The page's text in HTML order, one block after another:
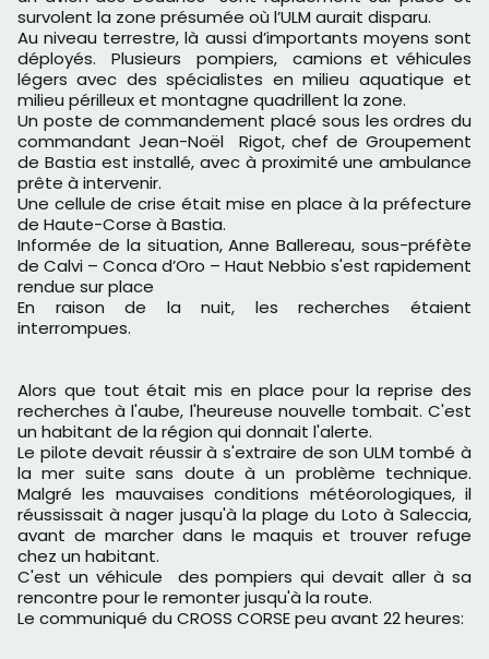
survolent la zone présumée où l’ULM aurait disparu.
Au niveau terrestre, là aussi d’importants moyens sont
déployés. Plusieurs pompiers, camions et véhicules
légers avec des spécialistes en milieu aquatique et
milieu périlleux et montagne quadrillent la zone.
Un poste de commandement placé sous les ordres du
commandant Jean-Noël Rigot, chef de Groupement
de Bastia est installé, avec à proximité une ambulance
prête à intervenir.
Une cellule de crise était mise en place à la préfecture
de Haute-Corse à Bastia.
Informée de la situation, Anne Ballereau, sous-préfète
de Calvi – Conca d’Oro – Haut Nebbio s'est rapidement
rendue sur place
En raison de la nuit, les recherches étaient
interrompues.
Alors que tout était mis en place pour la reprise des
recherches à l'aube, l'heureuse nouvelle tombait. C'est
un habitant de la région qui donnait l'alerte.
Le pilote devait réussir à s'extraire de son ULM tombé à
la mer suite sans doute à un problème technique.
Malgré les mauvaises conditions météorologiques, il
réussissait à nager jusqu'à la plage du Loto à Saleccia,
avant de marcher dans le maquis et trouver refuge
chez un habitant.
C'est un véhicule des pompiers qui devait aller à sa
rencontre pour le remonter jusqu'à la route.
Le communiqué du CROSS CORSE peu avant 22 heures: